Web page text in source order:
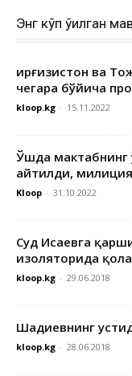
Энг кўп ўқилган
Қирғизистон ва
чегара бўйича
kloop.kg - 15.11.2022
Ўшда мактабнинг
айтилди,
Kloop - 31.10.2022
Суд Исаевга
изоляторида
kloop.kg - 29.06.2018
Шадиевнинг
kloop.kg - 28.06.2018